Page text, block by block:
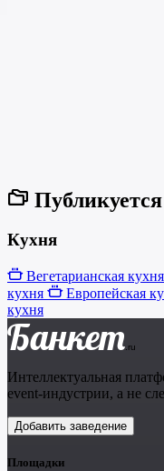
Кухня
Вегетарианская кухня
кухня
Европейская
кухня
Банкет .ru
Интеллектуальная
event-индустрии, а не
Добавить заведение
Площадки